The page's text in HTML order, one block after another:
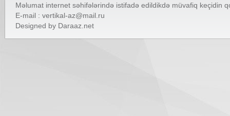
Məlumat internet səhifələrində istifadə edildikdə müvafiq keçidin
E-mail : vertikal-az@mail.ru
Designed by Daraaz.net